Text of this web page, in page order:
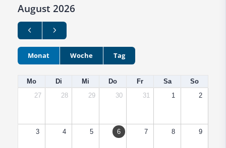
August 2026
Monat Woche Tag
Mo Di Mi Do Fr Sa
So
27
28 29 30 31 1 2
3 4 5 6 7 8 9